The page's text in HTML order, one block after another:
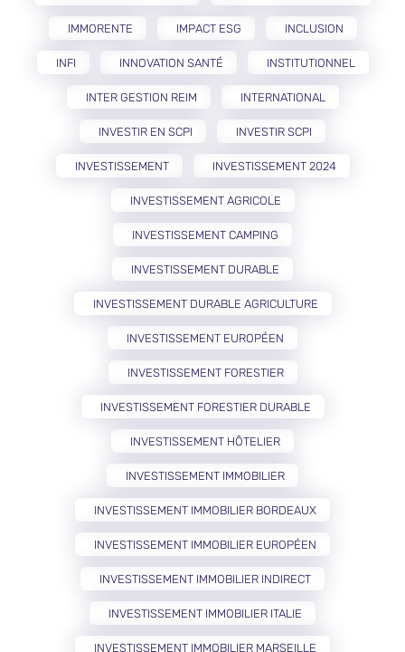
IMMORENTE IMPACT ESG INCLUSION
INFI INNOVATION SANTÉ INSTITUTIONNEL
INTER GESTION REIM INTERNATIONAL
INVESTIR EN SCPI INVESTIR SCPI
INVESTISSEMENT INVESTISSEMENT 2024
INVESTISSEMENT AGRICOLE
INVESTISSEMENT CAMPING
INVESTISSEMENT DURABLE
INVESTISSEMENT DURABLE AGRICULTURE
INVESTISSEMENT EUROPÉEN
INVESTISSEMENT FORESTIER
INVESTISSEMENT FORESTIER DURABLE
INVESTISSEMENT HÔTELIER
INVESTISSEMENT IMMOBILIER
INVESTISSEMENT IMMOBILIER BORDEAUX
INVESTISSEMENT IMMOBILIER EUROPÉEN
INVESTISSEMENT IMMOBILIER INDIRECT
INVESTISSEMENT IMMOBILIER ITALIE
INVESTISSEMENT IMMOBILIER MARSEILLE